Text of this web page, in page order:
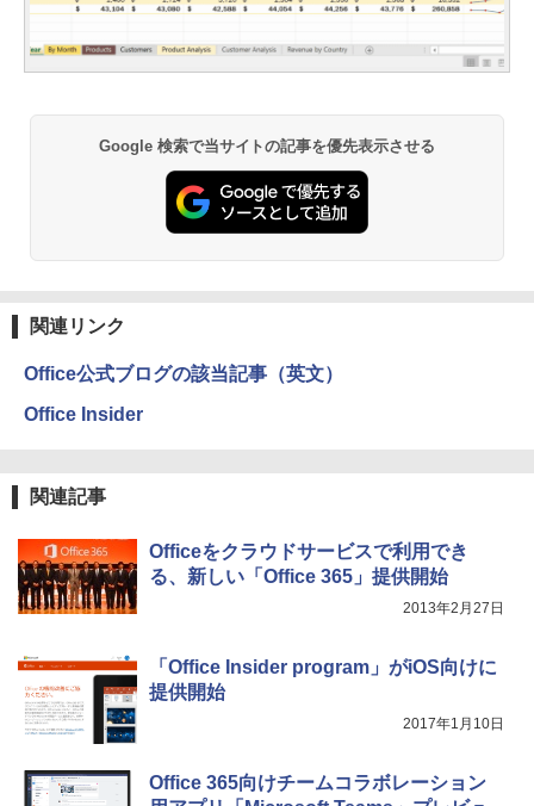
Google 検索で当サイトの記事を優先表示させる
関連リンク
Office公式ブログの該当記事（英文）
Office Insider
関連記事
Officeをクラウドサービスで利用でき
る、新しい「Office 365」提供開始
2013年2月27日
「Office Insider program」がiOS向けに
提供開始
2017年1月10日
Office 365向けチームコラボレーション